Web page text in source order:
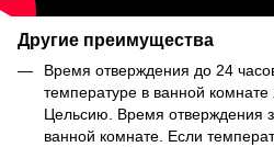
Другие преимущества
Время отверждения до 24
температуре в ванной комнате
Цельсию. Время отверждения
ванной комнате. Если